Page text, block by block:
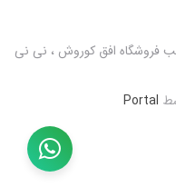
Portal
فروشگاه افق کوروش ، نی نی